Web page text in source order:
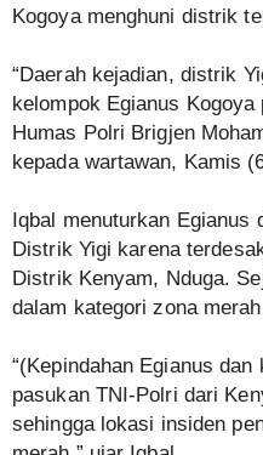
Kogoya menghuni distrik
“Daerah kejadian, distrik
kelompok Egianus
Humas Polri Brigjen
kepada wartawan, Kamis
Iqbal menuturkan Egianus
Distrik Yigi karena
Distrik Kenyam, Nduga.
dalam kategori zona
“(Kepindahan Egianus
pasukan TNI-Polri dari
sehingga lokasi insiden